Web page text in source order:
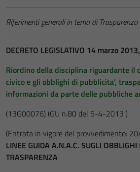
Riferimenti generali in tema di Trasparenza
DECRETO LEGISLATIVO 14 marzo
Riordino della disciplina riguardante il
civico e gli obblighi di pubblicita’,
informazioni da parte delle pubbliche
(13G00076) (GU n.80 del 5-4-2013 )
(Entrata in vigore del provvedimento:
LINEE GUIDA A.N.A.C. SUGLI
TRASPARENZA